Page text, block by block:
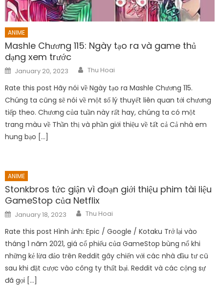
ANIME
Mashle Chương 115: Ngày tạo ra và game thủ
dạng xem trước
Posted
on
January 20, 2023 Author
Thu Hoai
Rate this post Hãy nói về Ngày tạo ra Mashle Chương 115.
Chúng ta cũng sẽ nói về một số lý thuyết liên quan tới chương
tiếp theo. Chương của tuần này rất hay, chúng ta có một
trang màu về Thần thị và phần giới thiệu về tất cả Cả nhà em
hung bạo […]
ANIME
Stonkbros tức giận vì đoạn giới thiệu phim tài liệu
GameStop của Netflix
Posted
on
January 18, 2023 Author
Thu Hoai
Rate this post Hình ảnh: Epic / Google / Kotaku Trở lại vào
tháng 1 năm 2021, giá cổ phiếu của GameStop bùng nổ khi
những kẻ lừa đảo trên Reddit gây chiến với các nhà đầu tư cũ
sau khi đặt cược vào công ty thất bại. Reddit và các cộng sự
đã gọi […]